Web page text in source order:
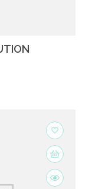
favorite_border